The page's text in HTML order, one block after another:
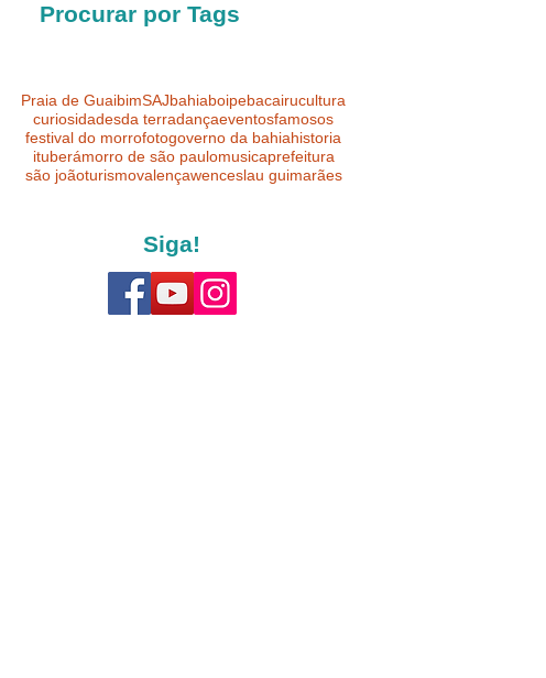
Procurar por Tags
Praia de GuaibimSAJbahiaboipebacairucultura
curiosidadesda terradançaeventosfamosos
festival do morrofotogoverno da bahiahistoria
ituberámorro de são paulomusicaprefeitura
são joãoturismovalençawenceslau guimarães
Siga!